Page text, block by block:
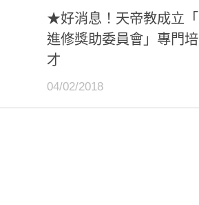
★好消息！天帝教成立
進修獎助委員會」專門
才
04/02/2018